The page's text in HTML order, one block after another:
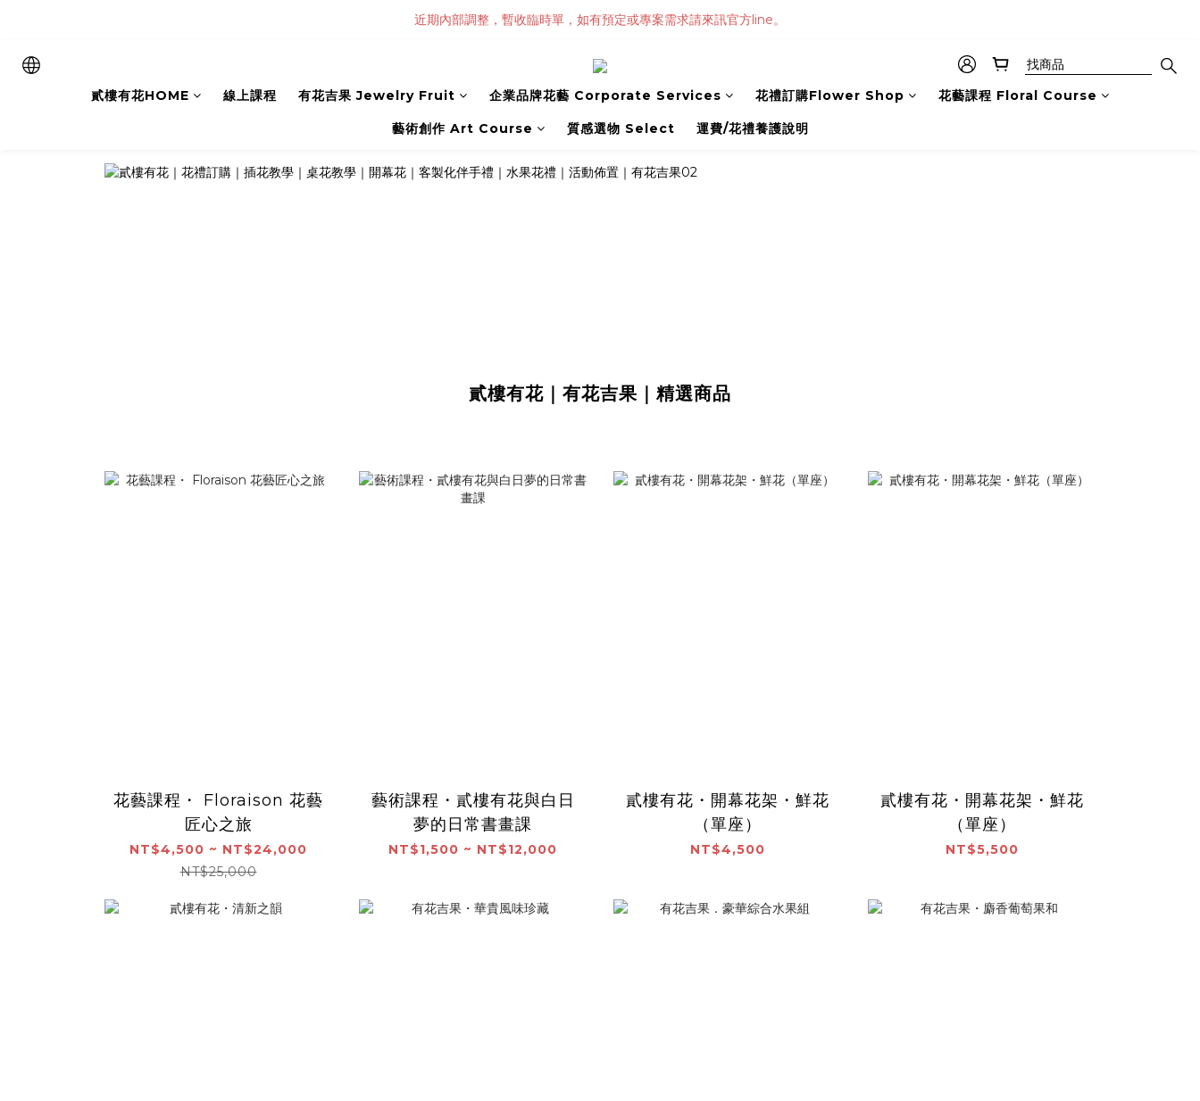
近期內部調整，暫收臨時單，如有預定或專案需求請來訊官方line。
貳樓有花HOME 線上課程 有花吉果 Jewelry Fruit 企業品牌花藝 Corporate Services 花禮訂購Flower Shop 花藝課程 Floral Course
藝術創作 Art Course 質感選物 Select 運費/花禮養護說明
貳樓有花｜有花吉果｜精選商品
花藝課程・ Floraison 花藝
匠心之旅
NT$4,500 ~ NT$24,000
NT$25,000
藝術課程・貳樓有花與白日
夢的日常書畫課
NT$1,500 ~ NT$12,000
貳樓有花・開幕花架・鮮花
（單座）
NT$4,500
貳樓有花・開幕花架・鮮花
（單座）
NT$5,500